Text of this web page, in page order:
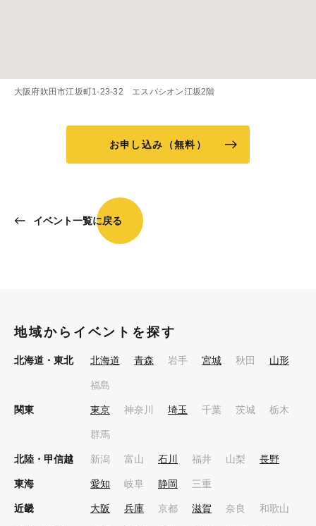
大阪府吹田市江坂町1-23-32 エスパシオン江坂2階
お申し込み（無料）
イベント一覧に戻る
地域からイベントを探す
北海道・東北 北海道 青森 岩手 宮城 秋田 山形
福島
関東 東京 神奈川 埼玉 千葉 茨城 栃木
群馬
北陸・甲信越 新潟 富山 石川 福井 山梨 長野
東海 愛知 岐阜 静岡 三重
近畿 大阪 兵庫 京都 滋賀 奈良 和歌山